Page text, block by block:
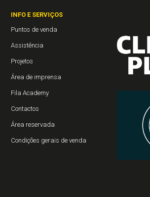
INFO E SERVIÇOS
Puntos de venda
Assistência
Projetos
Área de imprensa
Fila Academy
Contactos
Área reservada
Condições gerais de venda